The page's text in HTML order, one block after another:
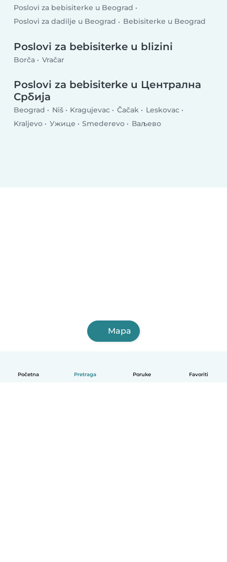
Početna Pretraga Poruke Favoriti
Poslovi za bebisiterke u Beograd
Poslovi za dadilje u Beograd
Bebisiterke u Beograd
Poslovi za bebisiterke u blizini
Borča Vračar
Poslovi za bebisiterke u Централна
Србија
Beograd Niš Kragujevac Čačak
Leskovac
Kraljevo
Ужице Smederevo Ваљево
Mapa